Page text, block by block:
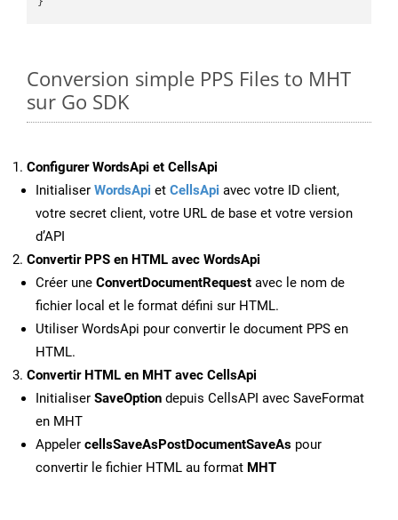
Conversion simple PPS Files to MHT
sur Go SDK
Configurer WordsApi et CellsApi
Initialiser WordsApi et CellsApi avec votre ID client,
votre secret client, votre URL de base et votre version
d’API
Convertir PPS en HTML avec WordsApi
Créer une ConvertDocumentRequest avec le nom de
fichier local et le format défini sur HTML.
Utiliser WordsApi pour convertir le document PPS en
HTML.
Convertir HTML en MHT avec CellsApi
Initialiser SaveOption depuis CellsAPI avec SaveFormat
en MHT
Appeler cellsSaveAsPostDocumentSaveAs pour
convertir le fichier HTML au format MHT